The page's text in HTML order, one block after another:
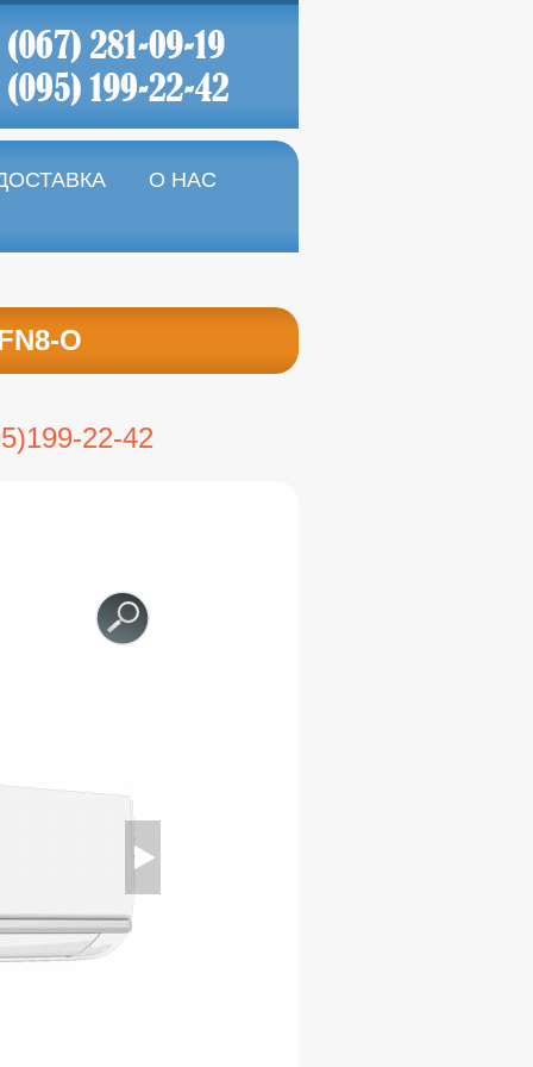
О НАС
O
22-42